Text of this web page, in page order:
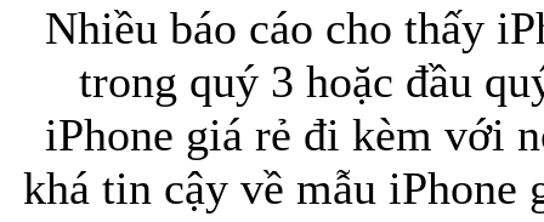
Bao da
Nhiều báo cáo cho thấy
trong quý 3 hoặc đầu
iPhone giá rẻ đi kèm với
khá tin cậy về mẫu iPhone